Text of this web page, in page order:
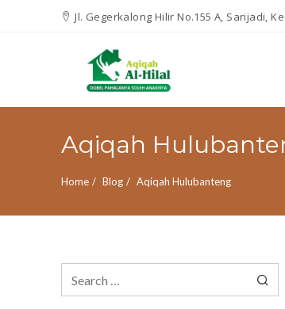
Jl. Gegerkalong Hilir No.155 A, Sarijadi,
Aqiqah
Home Blog Aqiqah Hulubanteng
for: